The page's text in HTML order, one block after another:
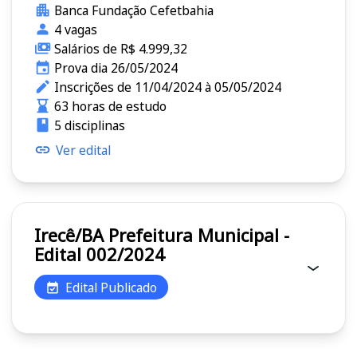
Banca Fundação Cefetbahia
4 vagas
Salários de R$ 4.999,32
Prova dia 26/05/2024
Inscrições de 11/04/2024 à 05/05/2024
63 horas de estudo
5 disciplinas
Ver edital
Irecê/BA Prefeitura Municipal -
Edital 002/2024
Edital Publicado